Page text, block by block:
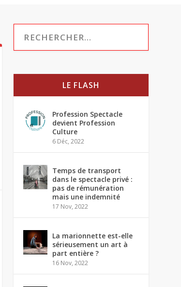
LE FLASH
Profession Spectacle
devient Profession
Culture
6 Déc, 2022
Temps de transport
dans le spectacle privé :
pas de rémunération
mais une indemnité
17 Nov, 2022
La marionnette est-elle
sérieusement un art à
part entière ?
16 Nov, 2022